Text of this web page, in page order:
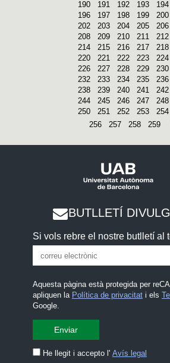
190
191 192 193 194
196
197 198 199 200
202
203 204 205 206
208
209 210 211 212
214
215 216 217 218
220
221 222 223 224
226
227 228 229 230
232
233 234 235 236
238
239 240 241 242
244
245 246 247 248
250
251 252 253 254
256
257 258 259
BUTLLETÍ
Si vols rebre el nostre butlletí al
Aquesta pàgina està protegida per
apliquen la Política de privacitati els
Google.
He llegit i accepto l' Avís legal